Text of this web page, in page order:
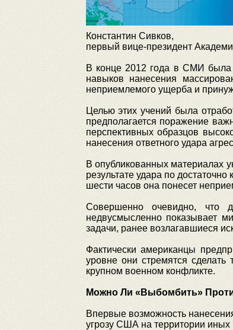
Константин Сивков,
первый вице-президент
В конце 2012 года в СМИ была
навыков нанесения
неприемлемого ущерба и
Целью этих учений была
предполагается поражение
перспективных образцов
нанесения ответного удара
В опубликованных материалах
результате удара по
шести часов она понесет
Совершенно очевидно, что
недвусмысленно показывает
задачи, ранее возлагавшиеся
Фактически американцы
уровне они стремятся
крупном военном конфликте.
Можно Ли «Выбомбить»
Впервые возможность
угрозу США на территории иных